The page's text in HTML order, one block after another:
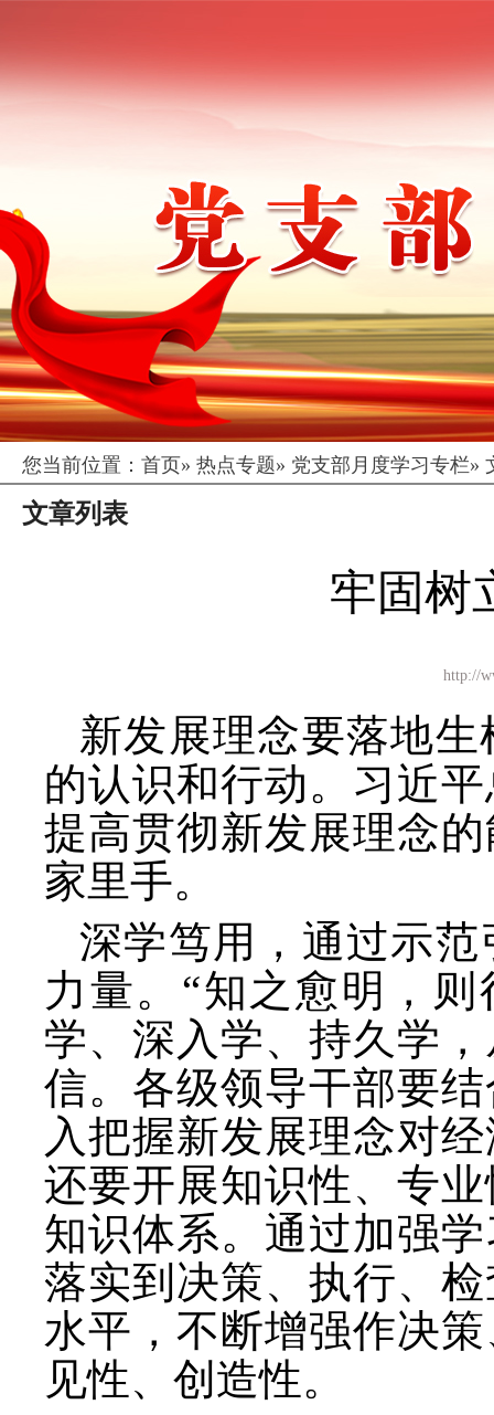
您当前位置： 首页» 热点专题» 党支部月度学习专栏»
文章列表
牢固树
http://
新发展理念要落地
的认识和行动。习近
提高贯彻新发展理念
家里手。
深学笃用，通过示
力量。 “知之愈明，
学、深入学、持久学
信。各级领导干部要
入把握新发展理念对
还要开展知识性、专
知识体系。通过加强
落实到决策、执行、
水平，不断增强作决
见性、创造性。